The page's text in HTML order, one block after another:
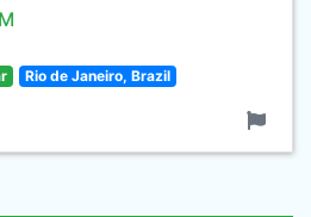
Rio de Janeiro, Brazil